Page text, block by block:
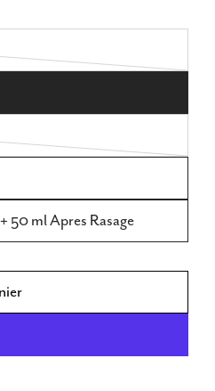
50 ml Apres Rasage
Homme Eau De Toilette
Pour Homme Eau